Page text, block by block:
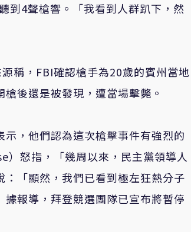
到4聲槍響。「我看到人群趴下，然
稱，FBI確認槍手為20歲的賓州當地
後還是被發現，遭當場擊斃。
，他們認為這次槍擊事件有強烈的
怒指，「幾周以來，民主黨領導人
「顯然，我們已看到極左狂熱分子
報導，拜登競選團隊已宣布將暫停